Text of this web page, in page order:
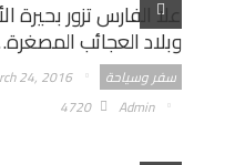
علا الفارس تزور بحيرة
وبلاد العجائب
سفر وسياحة
24, 2016
Admin
4720